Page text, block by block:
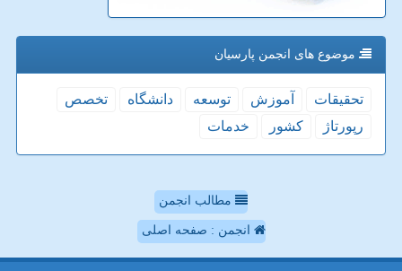
موضوع های انجمن پارسیان
تحقیقات آموزش توسعه دانشگاه
تخصص
رپورتاژ
كشور خدمات
مطالب انجمن
انجمن : صفحه اصلی